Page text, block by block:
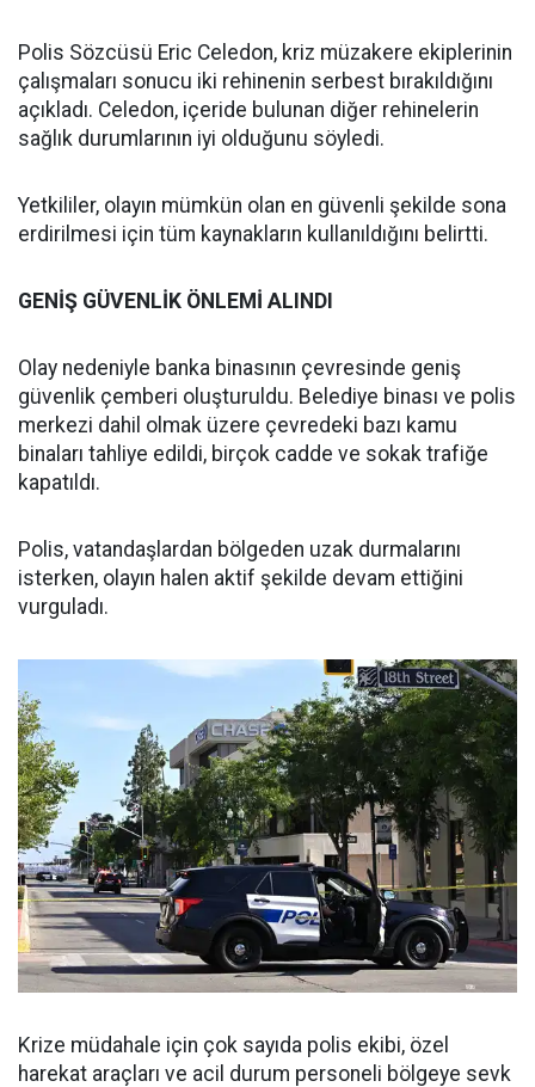
Polis Sözcüsü Eric Celedon, kriz müzakere ekiplerinin
çalışmaları sonucu iki rehinenin serbest bırakıldığını
açıkladı. Celedon, içeride bulunan diğer rehinelerin
sağlık durumlarının iyi olduğunu söyledi.
Yetkililer, olayın mümkün olan en güvenli şekilde sona
erdirilmesi için tüm kaynakların kullanıldığını belirtti.
GENİŞ GÜVENLİK ÖNLEMİ ALINDI
Olay nedeniyle banka binasının çevresinde geniş
güvenlik çemberi oluşturuldu. Belediye binası ve polis
merkezi dahil olmak üzere çevredeki bazı kamu
binaları tahliye edildi, birçok cadde ve sokak trafiğe
kapatıldı.
Polis, vatandaşlardan bölgeden uzak durmalarını
isterken, olayın halen aktif şekilde devam ettiğini
vurguladı.
Krize müdahale için çok sayıda polis ekibi, özel
harekat araçları ve acil durum personeli bölgeye sevk